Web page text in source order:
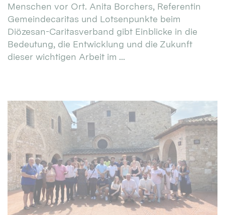
Menschen vor Ort. Anita Borchers, Referentin
Gemeindecaritas und Lotsenpunkte beim
Diözesan-Caritasverband gibt Einblicke in die
Bedeutung, die Entwicklung und die Zukunft
dieser wichtigen Arbeit im ...